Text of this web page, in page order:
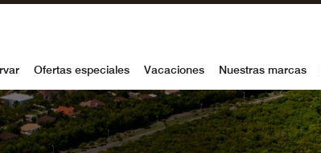
Ofertas especiales Vacaciones Nuestras marcas